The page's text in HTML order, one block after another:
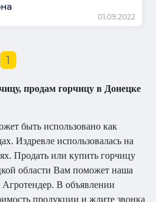
01.09.2022
1
продам горчицу в Донецке
быть использовано как
Издревле использовалась на
Продать или купить горчицу
области Вам поможет наша
Агротендер. В объявлении
продукции и ждите звонка